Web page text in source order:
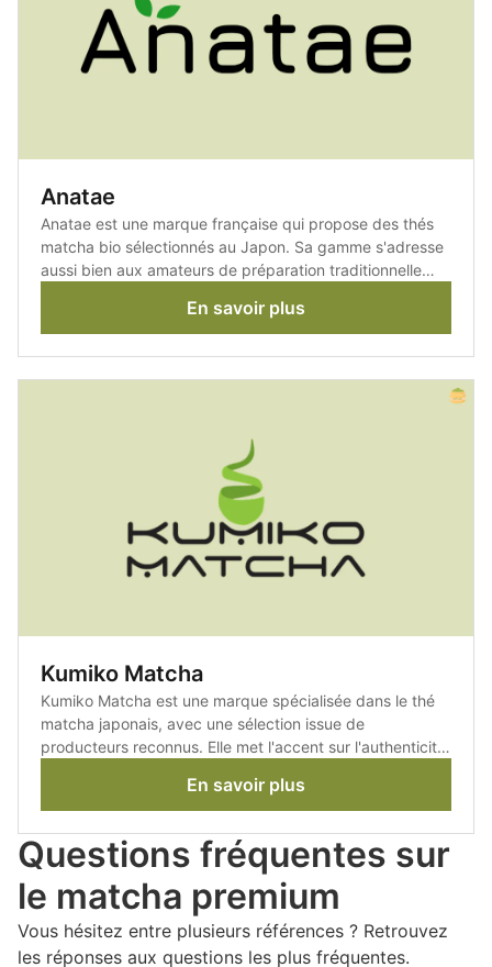
Anatae
Anatae est une marque française qui propose des thés
matcha bio sélectionnés au Japon. Sa gamme s'adresse
aussi bien aux amateurs de préparation traditionnelle
En savoir plus
Kumiko Matcha
Kumiko Matcha est une marque spécialisée dans le thé
matcha japonais, avec une sélection issue de
producteurs reconnus. Elle met l'accent sur l'authenticité,
En savoir plus
Questions fréquentes sur
le matcha premium
Vous hésitez entre plusieurs références ? Retrouvez
les réponses aux questions les plus fréquentes.